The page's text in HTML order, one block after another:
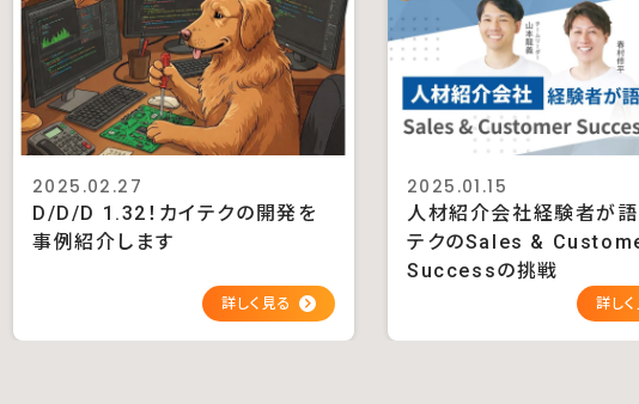
2025.02.27
D/D/D 1.32！カイテクの開発を
事例紹介します
2025.01.15
人材紹介会社経験者が語
テクのSales &
Successの挑戦